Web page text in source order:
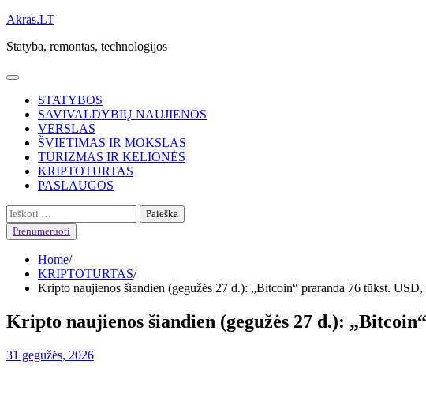
Skip
content
Akras.LT
Statyba, remontas, technologijos
STATYBOS
SAVIVALDYBIŲ NAUJIENOS
VERSLAS
ŠVIETIMAS IR MOKSLAS
TURIZMAS IR KELIONĖS
KRIPTOTURTAS
PASLAUGOS
Ieškoti:
Prenumeruoti
Home
KRIPTOTURTAS
Kripto naujienos šiandien (gegužės 27 d.): „Bitcoin“ praranda 76 tūkst.
Kripto naujienos šiandien (gegužės 27 d.):
31 gegužės, 2026